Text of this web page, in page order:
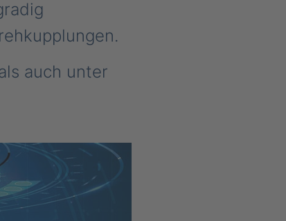
auch unter